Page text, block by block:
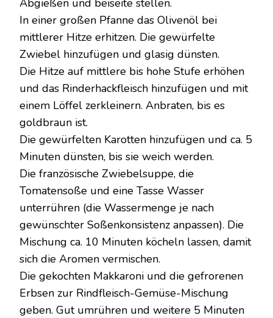
Abgießen und beiseite stellen.
In einer großen Pfanne das Olivenöl bei
mittlerer Hitze erhitzen. Die gewürfelte
Zwiebel hinzufügen und glasig dünsten.
Die Hitze auf mittlere bis hohe Stufe erhöhen
und das Rinderhackfleisch hinzufügen und mit
einem Löffel zerkleinern. Anbraten, bis es
goldbraun ist.
Die gewürfelten Karotten hinzufügen und ca. 5
Minuten dünsten, bis sie weich werden.
Die französische Zwiebelsuppe, die
Tomatensoße und eine Tasse Wasser
unterrühren (die Wassermenge je nach
gewünschter Soßenkonsistenz anpassen). Die
Mischung ca. 10 Minuten köcheln lassen, damit
sich die Aromen vermischen.
Die gekochten Makkaroni und die gefrorenen
Erbsen zur Rindfleisch-Gemüse-Mischung
geben. Gut umrühren und weitere 5 Minuten